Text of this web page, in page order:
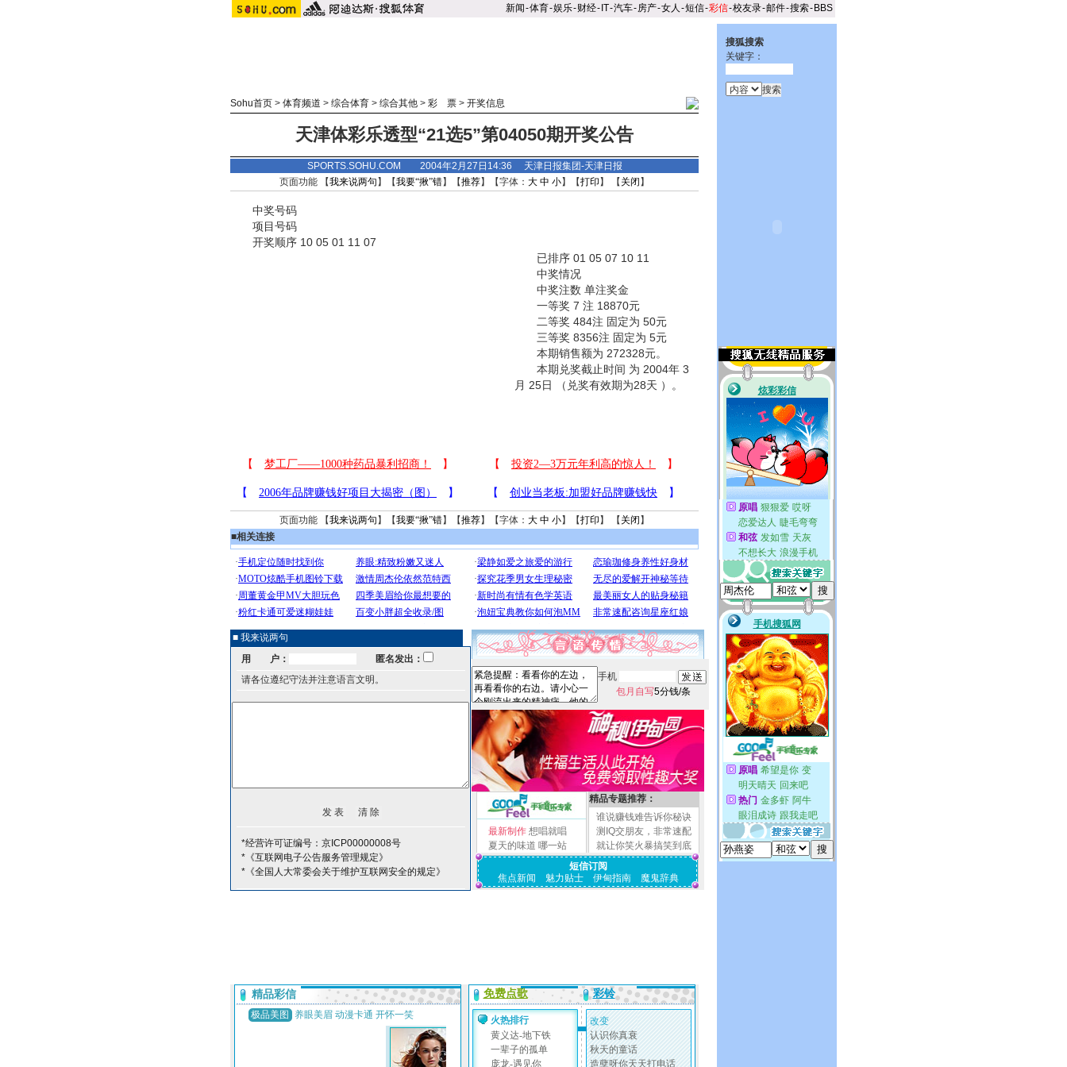
新闻-体育-娱乐-财经- IT-汽车-房产-女人 -短信-彩信-校友录-邮件-搜索- BBS
Sohu首页 > 体育频道 > 综合体育 > 综合其他 > 彩 票 > 开奖信息
天津体彩乐透型“21选5”第04050期开奖公告
SPORTS.SOHU.COM 2004年2月27日14:36 天津日报集团-天津日报
页面功能 【我来说两句 】【我要“揪”错】【推荐】【字体： 大 中 小】【打印 】 【 关闭 】
中奖号码
项目号码
开奖顺序 10 05 01 11 07
已排序 01 05 07 10 11
中奖情况
中奖注数 单注奖金
一等奖 7 注 18870元
二等奖 484注 固定为 50元
三等奖 8356注 固定为 5元
本期销售额为 272328元。
本期兑奖截止时间 为 2004年 3
月 25日 （兑奖有效期为28天 ）。
页面功能 【我来说两句 】【我要“揪”错】【推荐】【字体： 大 中 小】【打印 】 【 关闭 】
■相关连接
■ 我来说两句
用 户：
匿名发出：
请各位遵纪守法并注意语言文明。
*经营许可证编号：京ICP00000008号
*《互联网电子公告服务管理规定》
*《全国人大常委会关于维护互联网安全的规定》
手机
包月自写5分钱/条
最新制作 想唱就唱
夏天的味道 哪一站
精品专题推荐：
谁说赚钱难告诉你秘诀
测IQ交朋友，非常速配
就让你笑火暴搞笑到底
短信订阅
焦点新闻
魅力贴士 伊甸指南 魔鬼辞典
搜狐搜索
关键字：